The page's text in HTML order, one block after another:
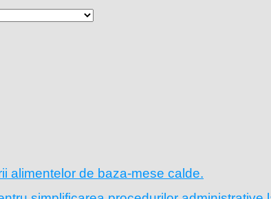
alimentelor de baza-mese calde.